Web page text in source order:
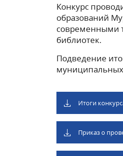
Конкурс
образований
современными
библиотек.
Подведение
муниципальных
Итоги
Приказ о